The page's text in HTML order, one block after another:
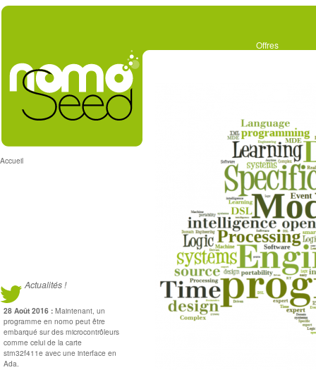
Offres
Accueil
Actualités !
28 Août 2016 : Maintenant, un
programme en nomo peut être
embarqué sur des microcontrôleurs
comme celui de la carte
stm32f411e avec une interface en
Ada.